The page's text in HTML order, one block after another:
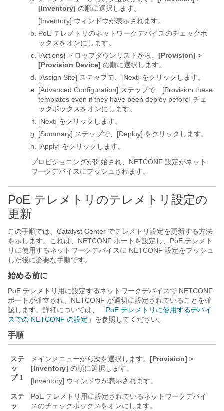
[Inventory] の順に選択します。
[Inventory] ウィンドウが表示されます。
PoE テレメトリのネットワークデバイスのチェックボ
ックスをオンにします。
[Actions]
ドロップダウンリストから、 [Provision] >
[Provision Device] の順に選択します。
[Assign Site] ステップで、[Next] をクリックします。
[Advanced Configuration] ステップで、[Provision these
templates even if they have been deploy before] チェ
ックボックスをオンにします。
[Next] をクリックします。
[Summary] ステップで、[Deploy] をクリックします。
[Apply] をクリックします。
プロビジョニングが開始され、NETCONF 設定がネット
ワークデバイスにプッシュされます。
PoE テレメトリのテレメトリ設定の
更新
この手順では、 Catalyst Center でテレメトリ設定を更新する方法
を示します。これは、NETCONF ポートを設定し、PoE テレメト
リに使用するネットワークデバイスに NETCONF 設定をプッシュ
した後に必要な手順です。
始める前に
PoE テレメトリ用に設定するネットワークデバイスで NETCONF
ポートが確立され、NETCONF が適切に設定されていることを確
認します。詳細については、「 PoE テレメトリに使用するデバイ
スでの NETCONF の設定 」を参照してください。
手順
ステ
ッ
プ 1
メインメニューから次を選択します。 [Provision] >
[Inventory] の順に選択します。
[Inventory] ウィンドウが表示されます。
ステ
ッ
PoE テレメトリ用に設定されているネットワークデバイ
スのチェックボックスをオンにします。